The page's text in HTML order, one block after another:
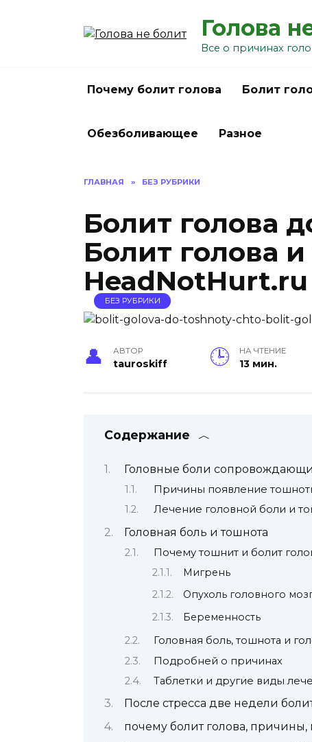
Голова
Все о причинах
Почему болит голова Болит
Обезболивающее Разное
ГЛАВНАЯ » БЕЗ РУБРИКИ
Болит голова
Болит голова
HeadNotHurt.ru
БЕЗ РУБРИКИ
АВТОР
tauroskiff
НА ЧТЕНИЕ
13 мин.
Содержание
Головные боли
Причины появление
Лечение головной боли и
Головная боль и тошнота
Почему тошнит и болит
Мигрень
Опухоль головного
Беременность
Головная боль, тошнота и
Подробней о причинах
Таблетки и другие виды
После стресса две недели
почему болит голова,